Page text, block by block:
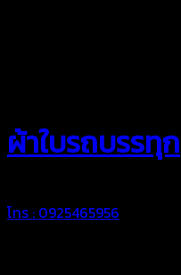
ผ้าใบรถบรรทุก
โทร : 0925465956